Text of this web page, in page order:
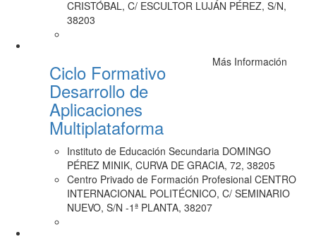
CRISTÓBAL, C/ ESCULTOR LUJÁN PÉREZ, S/N,
38203
Ciclo Formativo
Desarrollo de
Aplicaciones
Multiplataforma
Más Información
Instituto de Educación Secundaria DOMINGO
PÉREZ MINIK, CURVA DE GRACIA, 72, 38205
Centro Privado de Formación Profesional CENTRO
INTERNACIONAL POLITÉCNICO, C/ SEMINARIO
NUEVO, S/N -1ª PLANTA, 38207